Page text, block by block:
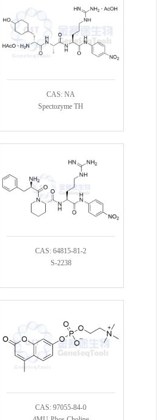
CAS: NA
Spectozyme TH
CAS: 64815-81-2
S-2238
CAS: 97055-84-0